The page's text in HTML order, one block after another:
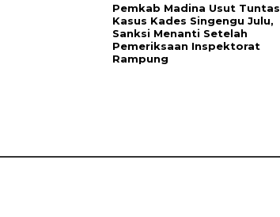
Pemkab Madina Usut Tuntas
Kasus Kades Singengu Julu,
Sanksi Menanti Setelah
Pemeriksaan Inspektorat
Rampung